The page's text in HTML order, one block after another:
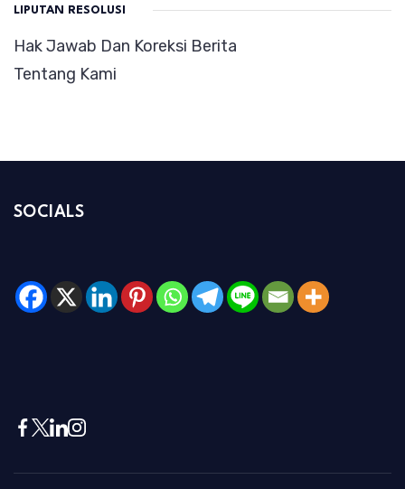
LIPUTAN RESOLUSI
Hak Jawab Dan Koreksi Berita
Tentang Kami
SOCIALS